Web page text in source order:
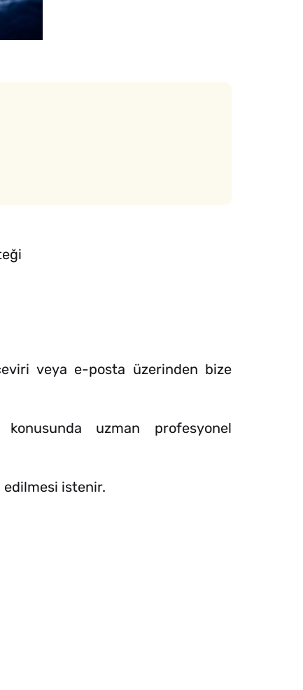
veya e-posta üzerinden bize
uzman profesyonel
edilmesi istenir.